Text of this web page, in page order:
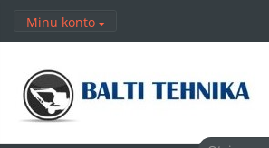
Minu konto